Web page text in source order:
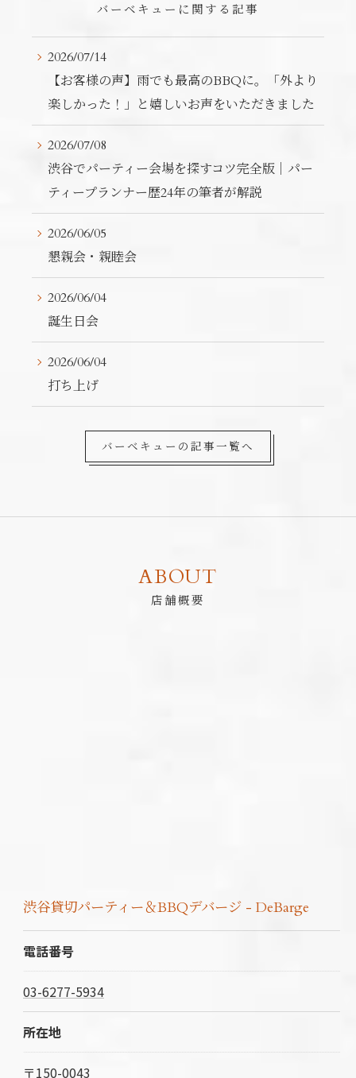
バーベキューに関する記事
2026/07/14
【お客様の声】雨でも最高のBBQに。「外より
楽しかった！」と嬉しいお声をいただきました
2026/07/08
渋谷でパーティー会場を探すコツ完全版｜パー
ティープランナー歴24年の筆者が解説
2026/06/05
懇親会・親睦会
2026/06/04
誕生日会
2026/06/04
打ち上げ
バーベキューの記事一覧へ
ABOUT
店舗概要
渋谷貸切パーティー＆BBQデバージ - DeBarge
電話番号
03-6277-5934
所在地
〒150-0043